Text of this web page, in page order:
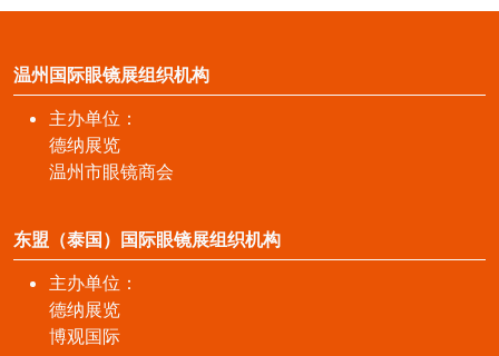
温州国际眼镜展组织机构
主办单位：
德纳展览
温州市眼镜商会
东盟（泰国）国际眼镜展组织机构
主办单位：
德纳展览
博观国际